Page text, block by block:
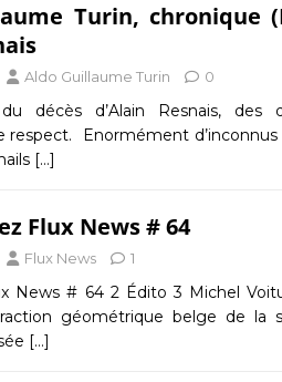
Turin, chronique
Aldo Guillaume Turin 0
décès d’Alain Resnais, des
respect. Enormément d’inconnus
[…]
Flux News # 64
Flux News 1
News # 64 2 Édito 3 Michel
géométrique belge de la
[…]